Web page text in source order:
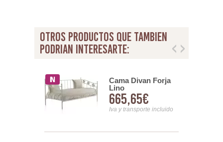
otros productos que tambien
podrian interesarte:
Cama Divan Forja
Lino
665,65€
Iva y transporte incluido